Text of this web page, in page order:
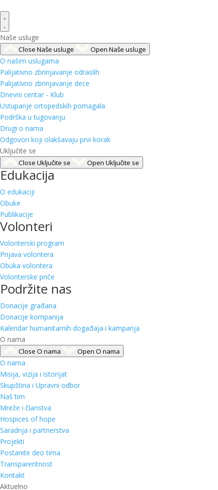
Naše usluge
Close Naše usluge Open Naše usluge
O našim uslugama
Palijativno zbrinjavanje odraslih
Palijativno zbrinjavanje dece
Dnevni centar - Klub
Ustupanje ortopedskih pomagala
Podrška u tugovanju
Drugi o nama
Odgovori koji olakšavaju prvi korak
Uključite se
Close Uključite se Open Uključite se
Edukacija
O edukaciji
Obuke
Publikacije
Volonteri
Volonterski program
Prijava volontera
Obuka volontera
Volonterske priče
Podržite nas
Donacije građana
Donacije kompanija
Kalendar humanitarnih događaja i kampanja
O nama
Close O nama Open O nama
O nama
Misija, vizija i istorijat
Skupština i Upravni odbor
Naš tim
Mreže i članstva
Hospices of hope
Saradnja i partnerstva
Projekti
Postanite deo tima
Transparentnost
Kontakt
Aktuelno